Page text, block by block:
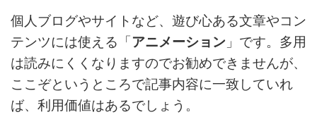
個人ブログやサイトなど、遊び心ある文章やコン
テンツには使える「アニメーション 」です。多用
は読みにくくなりますのでお勧めできませんが、
ここぞというところで記事内容に一致していれ
ば、利用価値はあるでしょう。